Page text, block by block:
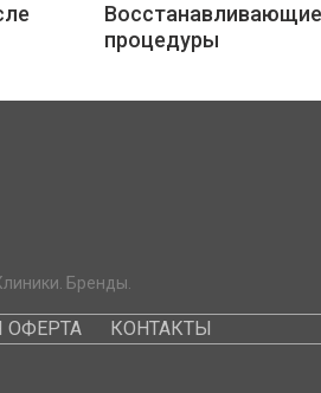
процедуры
Бренды.
ОФЕРТА КОНТАКТЫ